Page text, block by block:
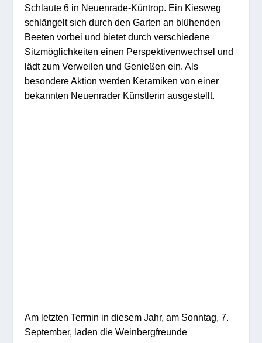
Schlaute 6 in Neuenrade-Küntrop. Ein Kiesweg
schlängelt sich durch den Garten an blühenden
Beeten vorbei und bietet durch verschiedene
Sitzmöglichkeiten einen Perspektivenwechsel und
lädt zum Verweilen und Genießen ein. Als
besondere Aktion werden Keramiken von einer
bekannten Neuenrader Künstlerin ausgestellt.
Am letzten Termin in diesem Jahr, am Sonntag, 7.
September, laden die Weinbergfreunde